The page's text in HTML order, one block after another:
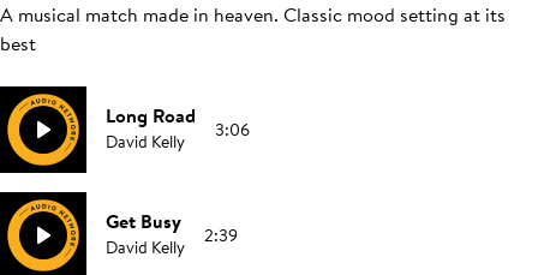
A musical match made in heaven. Classic mood setting at its
best
Long Road
David Kelly 3:06
Get Busy
David Kelly 2:39